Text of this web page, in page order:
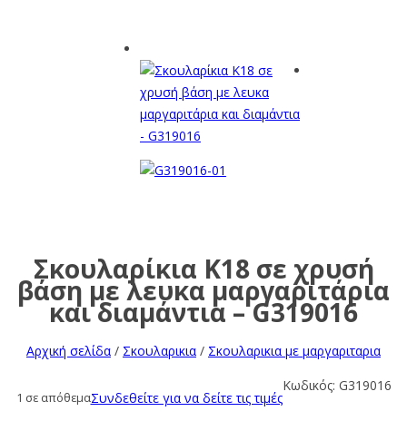
Σκουλαρίκια Κ18 σε χρυσή
βάση με λευκα μαργαριτάρια
και διαμάντια – G319016
Αρχική σελίδα / Σκουλαρικια / Σκουλαρικια με μαργαριταρια
1 σε απόθεμαΣυνδεθείτε για να δείτε τις τιμές
Κωδικός: G319016